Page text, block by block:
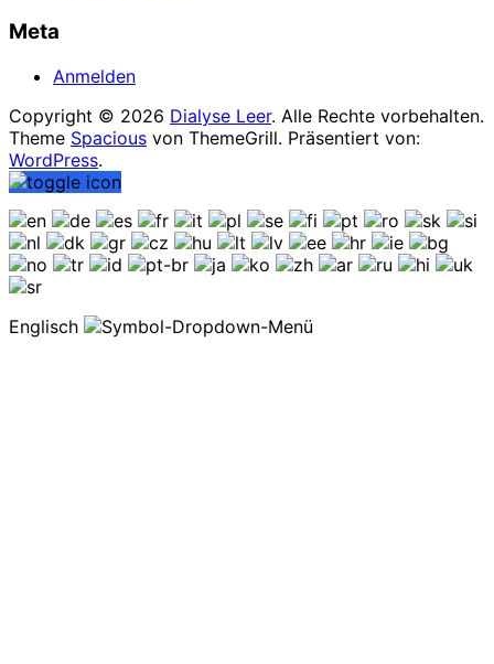
Meta
Anmelden
Copyright © 2026 Dialyse Leer. Alle Rechte vorbehalten.
Theme Spacious von ThemeGrill. Präsentiert von:
WordPress.
Englisch